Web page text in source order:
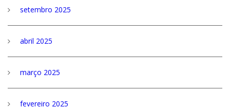
setembro 2025
abril 2025
março 2025
fevereiro 2025